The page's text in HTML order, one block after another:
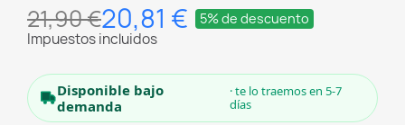
21,90 €20,81 € 5% de descuento
Impuestos incluidos
Disponible bajo
demanda
· te lo traemos en 5-7
días